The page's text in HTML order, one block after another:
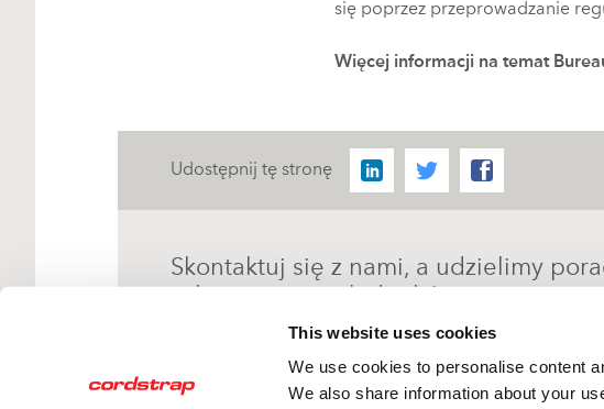
This website uses cookies
We use cookies to personalise content
We also share information about your
się poprzez przeprowadzanie
Więcej informacji na temat
Udostępnij tę stronę
Skontaktuj się z nami, a udzielimy